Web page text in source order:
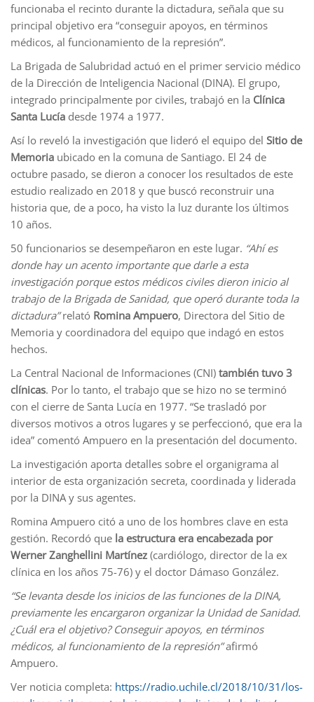
funcionaba el recinto durante la dictadura, señala que su
principal objetivo era “conseguir apoyos, en términos
médicos, al funcionamiento de la represión”.
La Brigada de Salubridad actuó en el primer servicio médico
de la Dirección de Inteligencia Nacional (DINA). El grupo,
integrado principalmente por civiles, trabajó en la Clínica
Santa Lucía desde 1974 a 1977.
Así lo reveló la investigación que lideró el equipo del Sitio de
Memoria ubicado en la comuna de Santiago. El 24 de
octubre pasado, se dieron a conocer los resultados de este
estudio realizado en 2018 y que buscó reconstruir una
historia que, de a poco, ha visto la luz durante los últimos
10 años.
50 funcionarios se desempeñaron en este lugar. “Ahí es
donde hay un acento importante que darle a esta
investigación porque estos médicos civiles dieron inicio al
trabajo de la Brigada de Sanidad, que operó durante toda la
dictadura”relató Romina Ampuero, Directora del Sitio de
Memoria y coordinadora del equipo que indagó en estos
hechos.
La Central Nacional de Informaciones (CNI) también tuvo 3
clínicas. Por lo tanto, el trabajo que se hizo no se terminó
con el cierre de Santa Lucía en 1977. “Se trasladó por
diversos motivos a otros lugares y se perfeccionó, que era la
idea” comentó Ampuero en la presentación del documento.
La investigación aporta detalles sobre el organigrama al
interior de esta organización secreta, coordinada y liderada
por la DINA y sus agentes.
Romina Ampuero citó a uno de los hombres clave en esta
gestión. Recordó que la estructura era encabezada por
Werner Zanghellini Martínez (cardiólogo, director de la ex
clínica en los años 75-76) y el doctor Dámaso González.
“Se levanta desde los inicios de las funciones de la DINA,
previamente les encargaron organizar la Unidad de Sanidad.
¿Cuál era el objetivo? Conseguir apoyos, en términos
médicos, al funcionamiento de la represión”afirmó
Ampuero.
Ver noticia completa: https://radio.uchile.cl/2018/10/31/los-